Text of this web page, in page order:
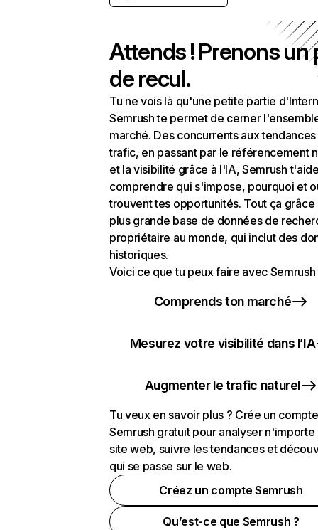
Attends ! Prenons un
de recul.
Tu ne vois là qu'une petite partie
Semrush te permet de cerner
marché. Des concurrents aux
trafic, en passant par le référencement
et la visibilité grâce à l'IA, Semrush
comprendre qui s'impose, pourquoi et
trouvent tes opportunités. Tout ça grâce
plus grande base de données de
propriétaire au monde, qui inclut des
historiques.
Voici ce que tu peux faire avec Semrush
Comprends ton marché
Mesurez votre visibilité dans l’IA
Augmenter le trafic naturel
Tu veux en savoir plus ? Crée un compte
Semrush gratuit pour analyser n'importe
site web, suivre les tendances et
qui se passe sur le web.
Créez un compte Semrush
Qu’est-ce que Semrush ?